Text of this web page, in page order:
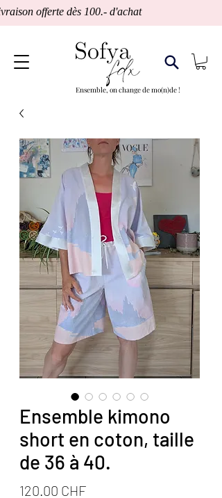
offerte dès 100.- d'achat
Ensemble, on change de mo(n)de !
Ensemble kimono
short en coton, taille
de 36 à 40.
120.00 CHFPrix